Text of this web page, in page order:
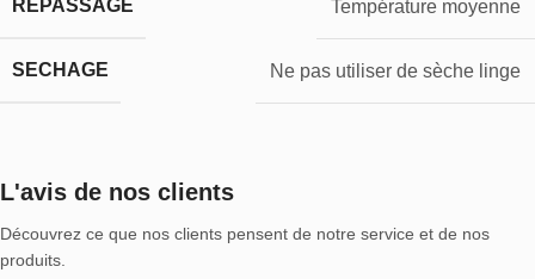
REPASSAGE Température moyenne
SECHAGE Ne pas utiliser de sèche linge
L'avis de nos clients
Découvrez ce que nos clients pensent de notre service et de nos
produits.